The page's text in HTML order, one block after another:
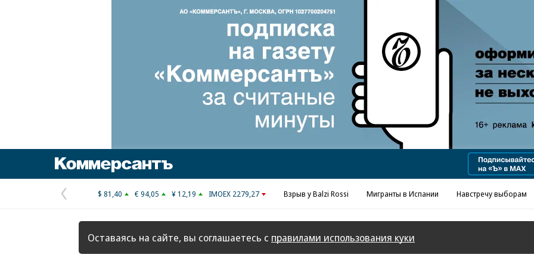
Реклама в «Ъ» www.kommersant.ru/ad
Предыдущая
страница
$ 81,40 € 94,05 ¥ 12,19 IMOEX 2279,27 Взрыв у Balzi Rossi Мигранты в Испании Навстречу выборам
Оставаясь на сайте, вы соглашаетесь с правилами использования куки